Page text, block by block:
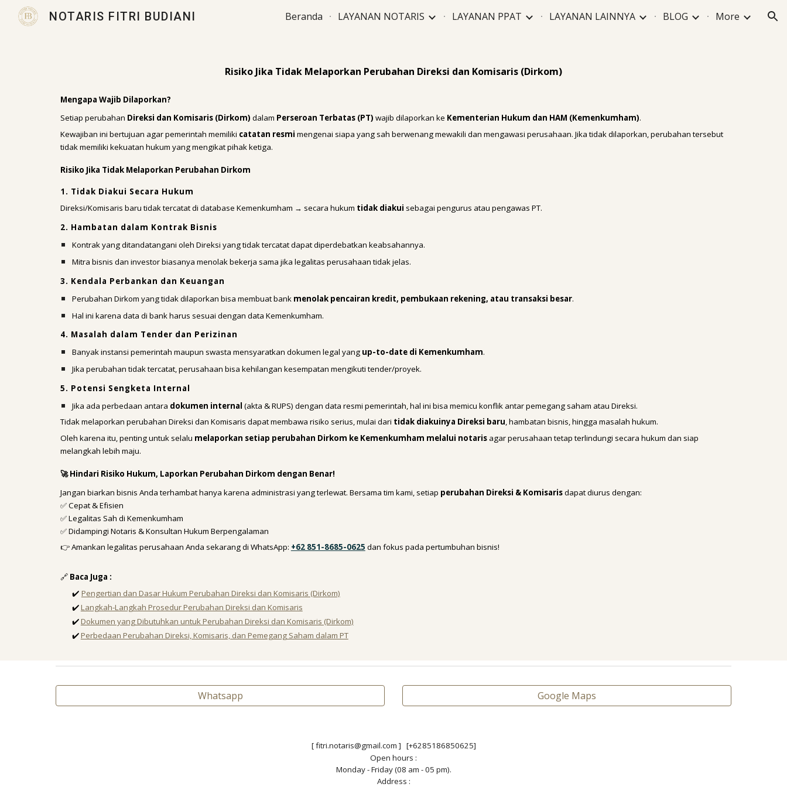
Skip to main content Skip to navigation
NOTARIS FITRI BUDIANI Beranda LAYANAN NOTARIS LAYANAN PPAT LAYANAN LAINNYA BLOG More
Risiko Jika Tidak Melaporkan Perubahan Direksi dan Komisaris (Dirkom)
Mengapa Wajib Dilaporkan?
Setiap perubahan Direksi dan Komisaris (Dirkom) dalam Perseroan Terbatas (PT) wajib dilaporkan ke Kementerian Hukum dan HAM (Kemenkumham).
Kewajiban ini bertujuan agar pemerintah memiliki catatan resmi mengenai siapa yang sah berwenang mewakili dan mengawasi perusahaan. Jika tidak dilaporkan, perubahan tersebut
tidak memiliki kekuatan hukum yang mengikat pihak ketiga.
Risiko Jika Tidak Melaporkan Perubahan Dirkom
1. Tidak Diakui Secara Hukum
Direksi/Komisaris baru tidak tercatat di database Kemenkumham → secara hukum tidak diakui sebagai pengurus atau pengawas PT.
2. Hambatan dalam Kontrak Bisnis
Kontrak yang ditandatangani oleh Direksi yang tidak tercatat dapat diperdebatkan keabsahannya.
Mitra bisnis dan investor biasanya menolak bekerja sama jika legalitas perusahaan tidak jelas.
3. Kendala Perbankan dan Keuangan
Perubahan Dirkom yang tidak dilaporkan bisa membuat bank menolak pencairan kredit, pembukaan rekening, atau transaksi besar.
Hal ini karena data di bank harus sesuai dengan data Kemenkumham.
4. Masalah dalam Tender dan Perizinan
Banyak instansi pemerintah maupun swasta mensyaratkan dokumen legal yang up-to-date di Kemenkumham.
Jika perubahan tidak tercatat, perusahaan bisa kehilangan kesempatan mengikuti tender/proyek.
5. Potensi Sengketa Internal
Jika ada perbedaan antara dokumen internal (akta & RUPS) dengan data resmi pemerintah, hal ini bisa memicu konflik antar pemegang saham atau Direksi.
Tidak melaporkan perubahan Direksi dan Komisaris dapat membawa risiko serius, mulai dari tidak diakuinya Direksi baru, hambatan bisnis, hingga masalah hukum.
Oleh karena itu, penting untuk selalu melaporkan setiap perubahan Dirkom ke Kemenkumham melalui notarisagar perusahaan tetap terlindungi secara hukum dan siap
melangkah lebih maju.
🚀 Hindari Risiko Hukum, Laporkan Perubahan Dirkom dengan Benar!
Jangan biarkan bisnis Anda terhambat hanya karena administrasi yang terlewat. Bersama tim kami, setiap perubahan Direksi & Komisarisdapat diurus dengan:
✅ Cepat & Efisien
✅ Legalitas Sah di Kemenkumham
✅ Didampingi Notaris & Konsultan Hukum Berpengalaman
👉 Amankan legalitas perusahaan Anda sekarang di WhatsApp: +62 851-8685-0625 dan fokus pada pertumbuhan bisnis!
🔗 Baca Juga :
✔️ Pengertian dan Dasar Hukum Perubahan Direksi dan Komisaris (Dirkom)
✔️Langkah-Langkah Prosedur Perubahan Direksi dan Komisaris
✔️Dokumen yang Dibutuhkan untuk Perubahan Direksi dan Komisaris (Dirkom)
✔️Perbedaan Perubahan Direksi, Komisaris, dan Pemegang Saham dalam PT
Whatsapp Google Maps
[ fitri.notaris@gmail.com ] [+6285186850625]
Open hours :
Monday - Friday (08 am - 05 pm).
Address :